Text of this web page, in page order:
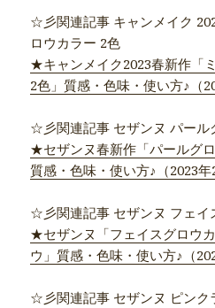
☆彡関連記事 キャンメイク
ロウカラー 2色
★キャンメイク2023春新作「
2色」質感・色味・使い方♪（
☆彡関連記事 セザンヌ パール
★セザンヌ春新作「パールグ
質感・色味・使い方♪（2023年
☆彡関連記事 セザンヌ フェイ
★セザンヌ「フェイスグロウ
ウ」質感・色味・使い方♪（
☆彡関連記事 セザンヌ ピンク